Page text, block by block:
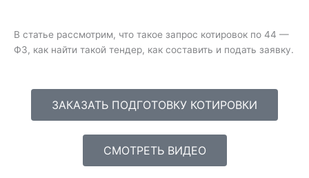
u
b
e
В статье рассмотрим, что такое запрос котировок по 44 —
ФЗ, как найти такой тендер, как составить и подать заявку.
ЗАКАЗАТЬ ПОДГОТОВКУ КОТИРОВКИ
СМОТРЕТЬ ВИДЕО